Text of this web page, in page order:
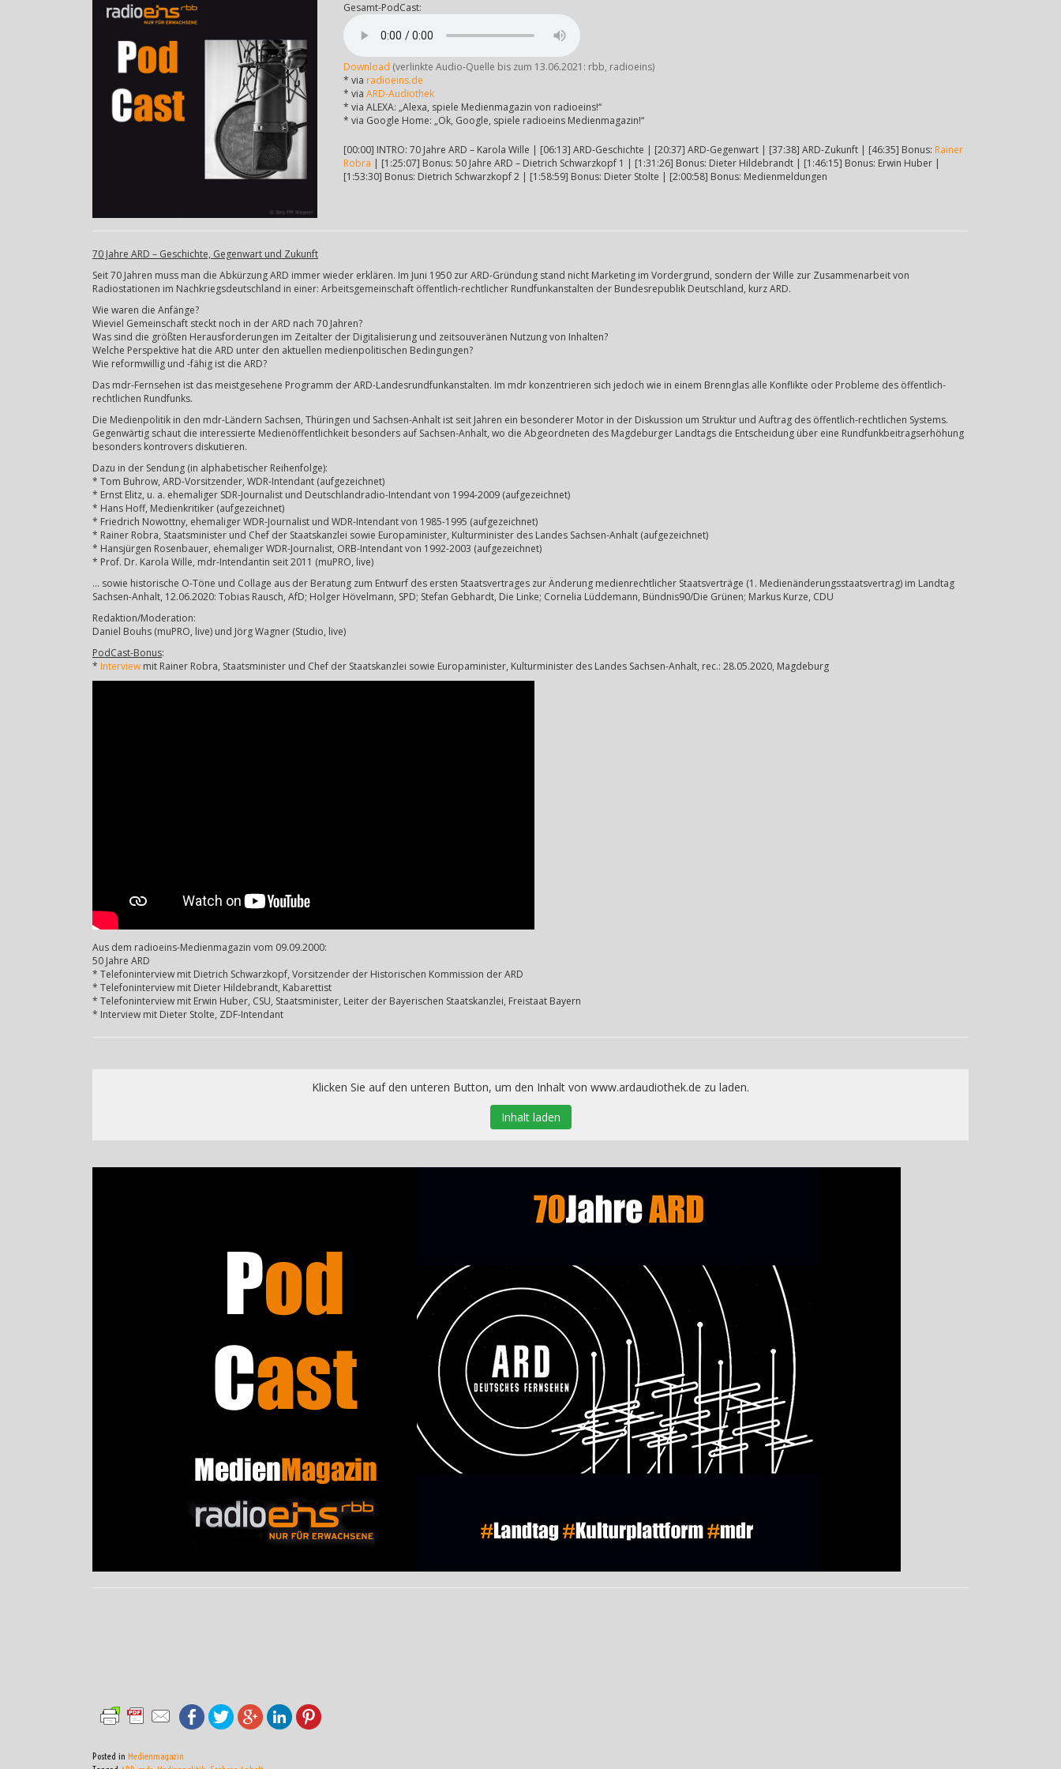
Gesamt-PodCast:
Download (verlinkte Audio-Quelle bis zum 13.06.2021: rbb, radioeins)
* via radioeins.de
* via ARD-Audiothek
* via ALEXA: „Alexa, spiele Medienmagazin von radioeins!“
* via Google Home: „Ok, Google, spiele radioeins Medienmagazin!“
[00:00] INTRO: 70 Jahre ARD – Karola Wille | [06:13] ARD-Geschichte | [20:37] ARD-Gegenwart | [37:38] ARD-Zukunft | [46:35] Bonus: Rainer
Robra | [1:25:07] Bonus: 50 Jahre ARD – Dietrich Schwarzkopf 1 | [1:31:26] Bonus: Dieter Hildebrandt | [1:46:15] Bonus: Erwin Huber |
[1:53:30] Bonus: Dietrich Schwarzkopf 2 | [1:58:59] Bonus: Dieter Stolte | [2:00:58] Bonus: Medienmeldungen
70 Jahre ARD – Geschichte, Gegenwart und Zukunft
Seit 70 Jahren muss man die Abkürzung ARD immer wieder erklären. Im Juni 1950 zur ARD-Gründung stand nicht Marketing im Vordergrund, sondern der Wille zur Zusammenarbeit von
Radiostationen im Nachkriegsdeutschland in einer: Arbeitsgemeinschaft öffentlich-rechtlicher Rundfunkanstalten der Bundesrepublik Deutschland, kurz ARD.
Wie waren die Anfänge?
Wieviel Gemeinschaft steckt noch in der ARD nach 70 Jahren?
Was sind die größten Herausforderungen im Zeitalter der Digitalisierung und zeitsouveränen Nutzung von Inhalten?
Welche Perspektive hat die ARD unter den aktuellen medienpolitischen Bedingungen?
Wie reformwillig und -fähig ist die ARD?
Das mdr-Fernsehen ist das meistgesehene Programm der ARD-Landesrundfunkanstalten. Im mdr konzentrieren sich jedoch wie in einem Brennglas alle Konflikte oder Probleme des öffentlich-
rechtlichen Rundfunks.
Die Medienpolitik in den mdr-Ländern Sachsen, Thüringen und Sachsen-Anhalt ist seit Jahren ein besonderer Motor in der Diskussion um Struktur und Auftrag des öffentlich-rechtlichen Systems.
Gegenwärtig schaut die interessierte Medienöffentlichkeit besonders auf Sachsen-Anhalt, wo die Abgeordneten des Magdeburger Landtags die Entscheidung über eine Rundfunkbeitragserhöhung
besonders kontrovers diskutieren.
Dazu in der Sendung (in alphabetischer Reihenfolge):
* Tom Buhrow, ARD-Vorsitzender, WDR-Intendant (aufgezeichnet)
* Ernst Elitz, u. a. ehemaliger SDR-Journalist und Deutschlandradio-Intendant von 1994-2009 (aufgezeichnet)
* Hans Hoff, Medienkritiker (aufgezeichnet)
* Friedrich Nowottny, ehemaliger WDR-Journalist und WDR-Intendant von 1985-1995 (aufgezeichnet)
* Rainer Robra, Staatsminister und Chef der Staatskanzlei sowie Europaminister, Kulturminister des Landes Sachsen-Anhalt (aufgezeichnet)
* Hansjürgen Rosenbauer, ehemaliger WDR-Journalist, ORB-Intendant von 1992-2003 (aufgezeichnet)
* Prof. Dr. Karola Wille, mdr-Intendantin seit 2011 (muPRO, live)
… sowie historische O-Töne und Collage aus der Beratung zum Entwurf des ersten Staatsvertrages zur Änderung medienrechtlicher Staatsverträge (1. Medienänderungsstaatsvertrag) im Landtag
Sachsen-Anhalt, 12.06.2020: Tobias Rausch, AfD; Holger Hövelmann, SPD; Stefan Gebhardt, Die Linke; Cornelia Lüddemann, Bündnis90/Die Grünen; Markus Kurze, CDU
Redaktion/Moderation:
Daniel Bouhs (muPRO, live) und Jörg Wagner (Studio, live)
PodCast-Bonus:
* Interview mit Rainer Robra, Staatsminister und Chef der Staatskanzlei sowie Europaminister, Kulturminister des Landes Sachsen-Anhalt, rec.: 28.05.2020, Magdeburg
Aus dem radioeins-Medienmagazin vom 09.09.2000:
50 Jahre ARD
* Telefoninterview mit Dietrich Schwarzkopf, Vorsitzender der Historischen Kommission der ARD
* Telefoninterview mit Dieter Hildebrandt, Kabarettist
* Telefoninterview mit Erwin Huber, CSU, Staatsminister, Leiter der Bayerischen Staatskanzlei, Freistaat Bayern
* Interview mit Dieter Stolte, ZDF-Intendant
Klicken Sie auf den unteren Button, um den Inhalt von www.ardaudiothek.de zu laden.
Inhalt laden
Posted in Medienmagazin